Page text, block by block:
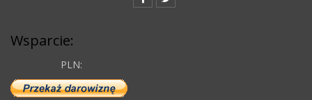
Wsparcie:
PLN: